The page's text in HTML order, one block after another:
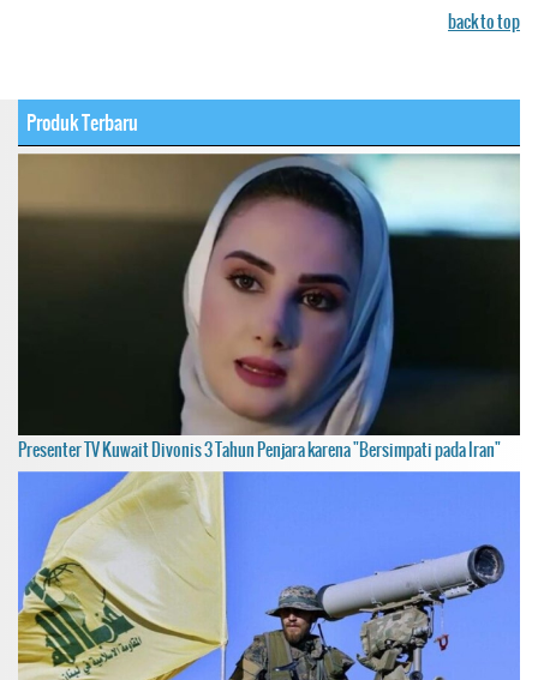
back to top
Produk Terbaru
Presenter TV Kuwait Divonis 3 Tahun Penjara karena "Bersimpati pada Iran"